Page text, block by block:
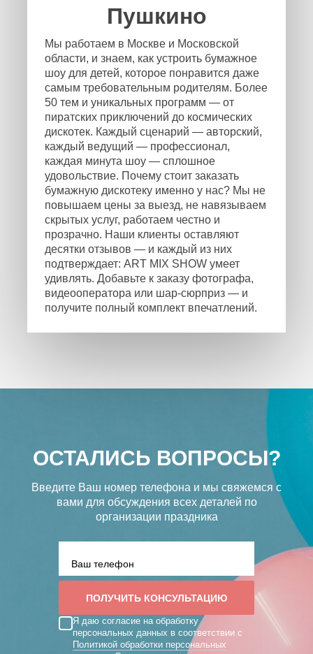
Пушкино
Мы работаем в Москве и Московской
области, и знаем, как устроить бумажное
шоу для детей, которое понравится даже
самым требовательным родителям. Более
50 тем и уникальных программ — от
пиратских приключений до космических
дискотек. Каждый сценарий — авторский,
каждый ведущий — профессионал,
каждая минута шоу — сплошное
удовольствие. Почему стоит заказать
бумажную дискотеку именно у нас? Мы не
повышаем цены за выезд, не навязываем
скрытых услуг, работаем честно и
прозрачно. Наши клиенты оставляют
десятки отзывов — и каждый из них
подтверждает: ART MIX SHOW умеет
удивлять. Добавьте к заказу фотографа,
видеооператора или шар-сюрприз — и
получите полный комплект впечатлений.
ОСТАЛИСЬ ВОПРОСЫ?
Введите Ваш номер телефона и мы свяжемся с
вами для обсуждения всех деталей по
организации праздника
Я даю согласие на обработку
персональных данных в соответствии с
Политикой обработки персональных